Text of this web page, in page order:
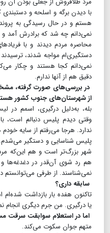
با دیدن برگه و اسلحه و دستبند‌ی
هستم و در حال رسیدگی به
نمی‌دانم چه شد که برادرش آمد
محاصره مردم دیدند و با
دستگیری‌ام مواجه شدند، ترسیدند
نمی‌دانم کجا هستند و چکار
دقیق هم از آنها ندارم.
در بررسی‌های صورت گرفته،
از شهرستان‌های جنوب کشور
بله، به‌دلیل درگیری، اسمم
وقتی دیدم پلیس دنبالم است،
ندارد. هر‌جا می‌رفتم از سایه
پلیس شناسایی و دستگیر
شهر بزرگ‌تر است و هم این‌که
هم رد شوی آن‌قدر در دغدغه‌ها
نمی‌شناسند. از طرفی می‌توانستم
سابقه داری؟
تاکنون هفده بار بازداشت شده‌ام
یا درگیری. من جرم دیگری انجام
اما در استعلام سوابقت سرقت
متهم جوان سکوت می‌کند.